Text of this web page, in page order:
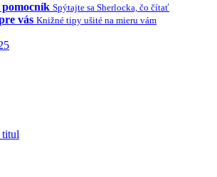
Spýtajte sa Sherlocka, čo čítať
vás Knižné tipy ušité na mieru vám
titul